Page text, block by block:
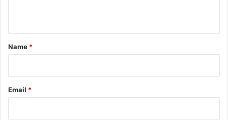
*
Name *
Email *